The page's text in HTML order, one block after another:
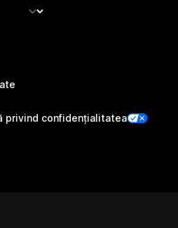
privind confidențialitatea